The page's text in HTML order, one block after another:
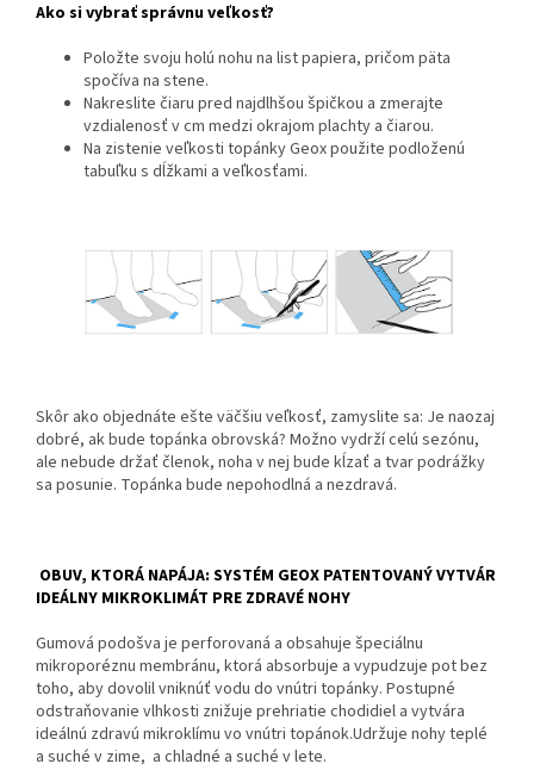
Ako si vybrať správnu veľkosť?
Položte svoju holú nohu na list papiera, pričom päta
spočíva na stene.
Nakreslite čiaru pred najdlhšou špičkou a zmerajte
vzdialenosť v cm medzi okrajom plachty a čiarou.
Na zistenie veľkosti topánky Geox použite podloženú
tabuľku s dĺžkami a veľkosťami.
Skôr ako objednáte ešte väčšiu veľkosť, zamyslite sa: Je naozaj
dobré, ak bude topánka obrovská? Možno vydrží celú sezónu,
ale nebude držať členok, noha v nej bude kĺzať a tvar podrážky
sa posunie. Topánka bude nepohodlná a nezdravá.
OBUV, KTORÁ NAPÁJA: SYSTÉM GEOX PATENTOVANÝ VYTVÁR
IDEÁLNY MIKROKLIMÁT PRE ZDRAVÉ NOHY
Gumová podošva je perforovaná a obsahuje špeciálnu
mikroporéznu membránu, ktorá absorbuje a vypudzuje pot bez
toho, aby dovolil vniknúť vodu do vnútri topánky. Postupné
odstraňovanie vlhkosti znižuje prehriatie chodidiel a vytvára
ideálnú zdravú mikroklímu vo vnútri topánok.Udržuje nohy teplé
a suché v zime, a chladné a suché v lete.